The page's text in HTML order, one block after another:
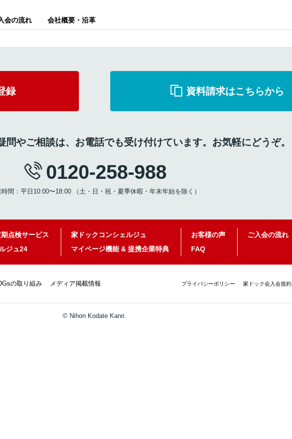
会の流れ 会社概要・沿革
録 資料請求はこちらから
問やご相談は、お電話でも受け付けています。お気軽にどうぞ。
0120-258-988
間：平日10:00〜18:00 （土・日・祝・夏季休暇・年末年始を除く）
点検サービス
ジュ24
家ドックコンシェルジュ
マイページ機能 & 提携企業特典
お客様の声
FAQ
ご入会の流れ
の取り組み メディア掲載情報 プライバシーポリシー 家ドック会入会規約
© Nihon Kodate Kanri.